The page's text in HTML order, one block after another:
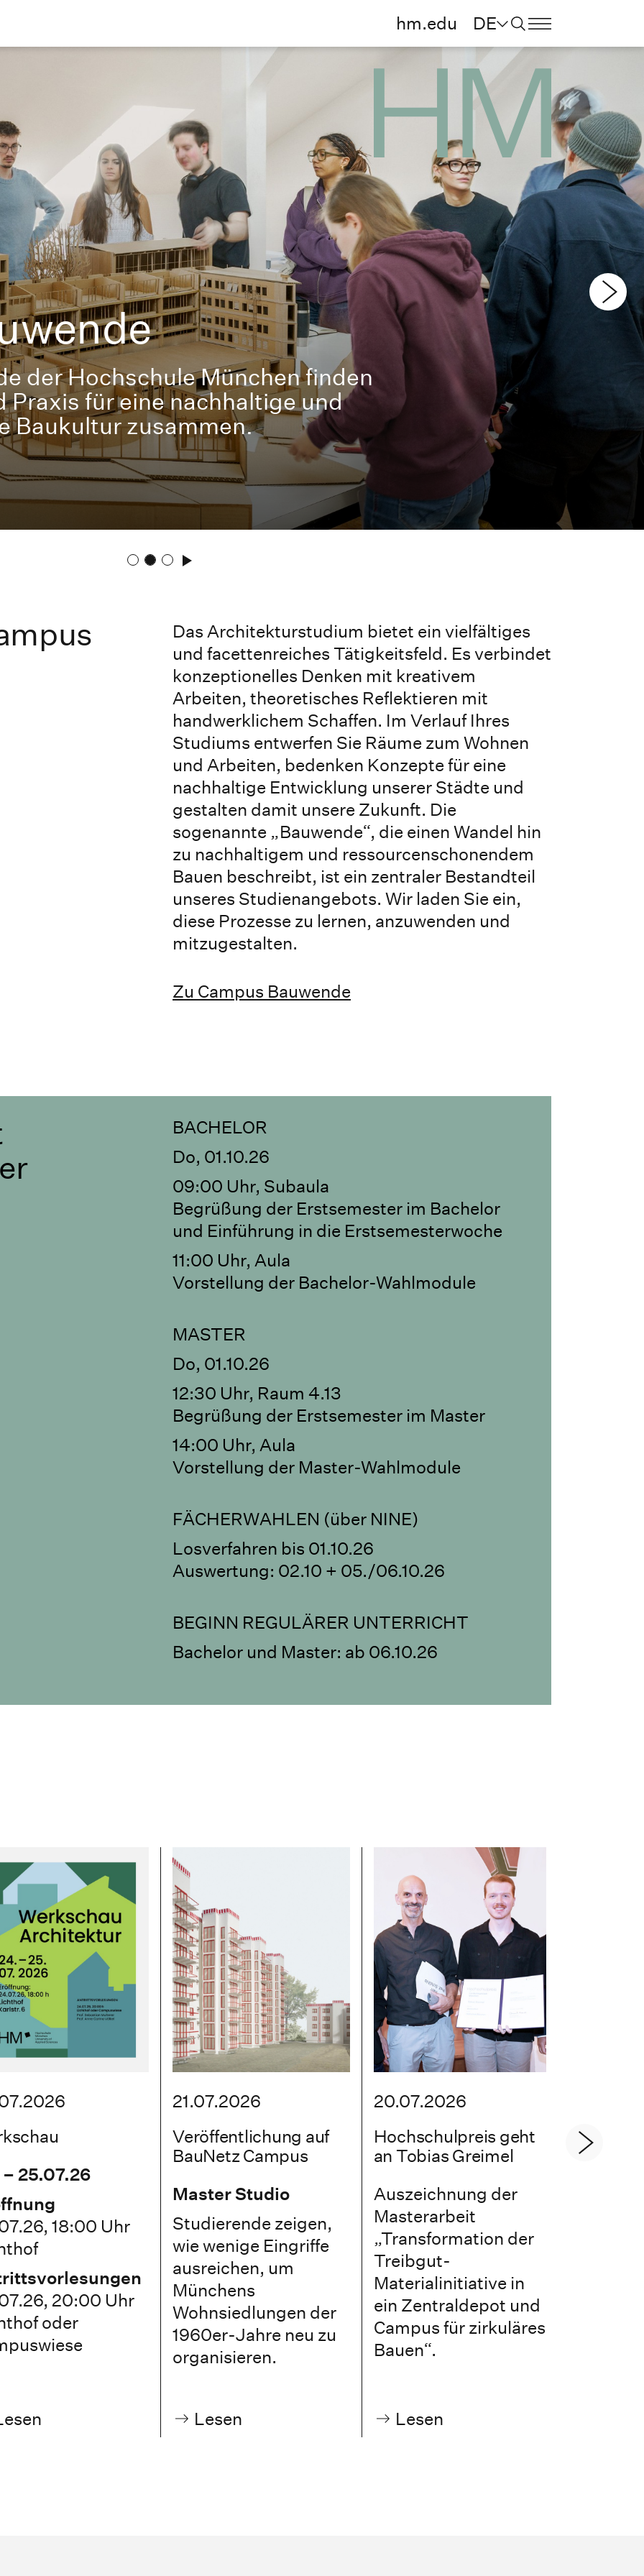
hm.edu DE
der Hochschule München finden
Praxis für eine nachhaltige und
Baukultur zusammen.
Das Architekturstudium bietet ein vielfältiges
und facettenreiches Tätigkeitsfeld. Es verbindet
konzeptionelles Denken mit kreativem
Arbeiten, theoretisches Reflektieren mit
handwerklichem Schaffen. Im Verlauf Ihres
Studiums entwerfen Sie Räume zum Wohnen
und Arbeiten, bedenken Konzepte für eine
nachhaltige Entwicklung unserer Städte und
gestalten damit unsere Zukunft. Die
sogenannte „Bauwende“, die einen Wandel hin
zu nachhaltigem und ressourcenschonendem
Bauen beschreibt, ist ein zentraler Bestandteil
unseres Studienangebots. Wir laden Sie ein,
diese Prozesse zu lernen, anzuwenden und
mitzugestalten.
Zu Campus Bauwende
BACHELOR
Do, 01.10.26
09:00 Uhr, Subaula
Begrüßung der Erstsemester im Bachelor
und Einführung in die Erstsemesterwoche
11:00 Uhr, Aula
Vorstellung der Bachelor-Wahlmodule
MASTER
Do, 01.10.26
12:30 Uhr, Raum 4.13
Begrüßung der Erstsemester im Master
14:00 Uhr, Aula
Vorstellung der Master-Wahlmodule
FÄCHERWAHLEN (über NINE)
Losverfahren bis 01.10.26
Auswertung: 02.10 + 05./06.10.26
BEGINN REGULÄRER UNTERRICHT
Bachelor und Master: ab 06.10.26
25.07.26
18:00 Uhr
20:00 Uhr
oder
21.07.2026
Veröffentlichung auf
BauNetz Campus
Master Studio
Studierende zeigen,
wie wenige Eingriffe
ausreichen, um
Münchens
Wohnsiedlungen der
1960er-Jahre neu zu
organisieren.
Lesen
20.07.2026
Hochschulpreis geht
an Tobias Greimel
Auszeichnung der
Masterarbeit
„Transformation der
Treibgut-
Materialinitiative in
ein Zentraldepot und
Campus für zirkuläres
Bauen“.
Lesen
Master